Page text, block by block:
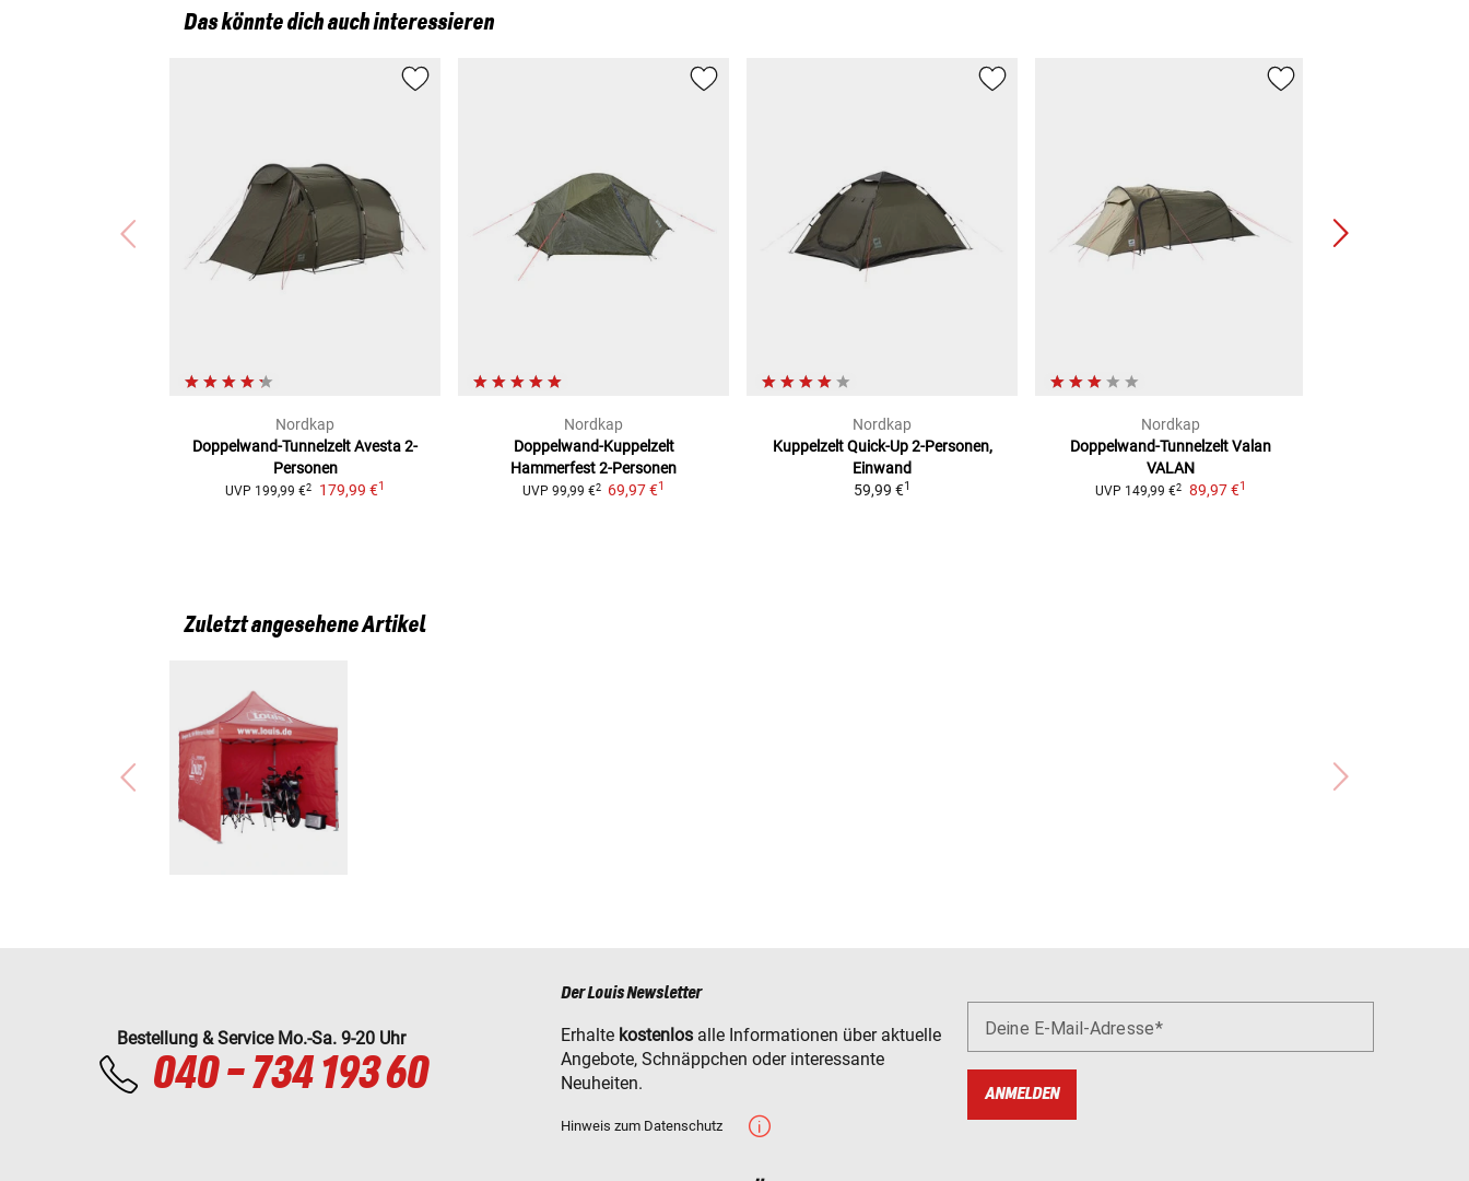
Das könnte dich auch interessieren
Nordkap
Doppelwand-Tunnelzelt Avesta2-
Personen
UVP 199,99 €2 179,99 €1
Nordkap
Doppelwand-Kuppelzelt
Hammerfest2-Personen
UVP 99,99 €2 69,97 €1
Nordkap
Kuppelzelt Quick-Up 2-Personen,
Einwand
59,99 €1
Nordkap
Doppelwand-Tunnelzelt Valan
VALAN
UVP 149,99 €2 89,97 €1
Zuletzt angesehene Artikel
Bestellung & Service Mo.-Sa. 9-20 Uhr
040 - 734 193 60
Der Louis Newsletter
Erhalte kostenlos alle Informationen über aktuelle
Angebote, Schnäppchen oder interessante
Neuheiten.
Hinweis zum Datenschutz
Deine E-Mail-Adresse
ANMELDEN